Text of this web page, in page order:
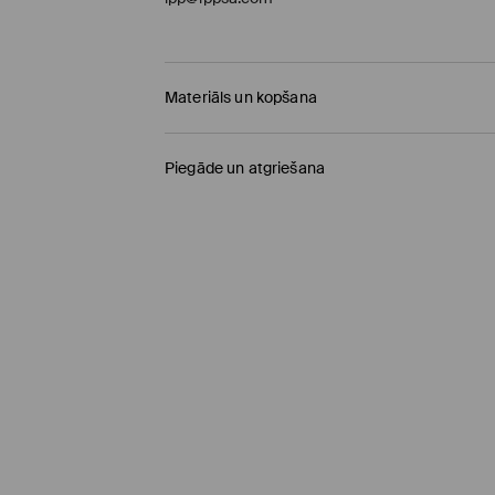
Materiāls un kopšana
Pamatmateriāls
100% POLIURETĀNS
Odere: 100% POLIURETĀNS
Piegāde un atgriešana